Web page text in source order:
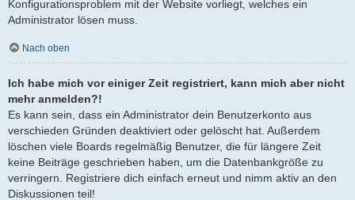
Konfigurationsproblem mit der Website vorliegt, welches ein
Administrator lösen muss.
Nach oben
Ich habe mich vor einiger Zeit registriert, kann mich aber nicht
mehr anmelden?!
Es kann sein, dass ein Administrator dein Benutzerkonto aus
verschieden Gründen deaktiviert oder gelöscht hat. Außerdem
löschen viele Boards regelmäßig Benutzer, die für längere Zeit
keine Beiträge geschrieben haben, um die Datenbankgröße zu
verringern. Registriere dich einfach erneut und nimm aktiv an den
Diskussionen teil!